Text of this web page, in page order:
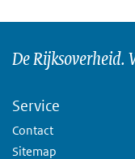
De Rijksoverheid.
Service
Contact
Sitemap